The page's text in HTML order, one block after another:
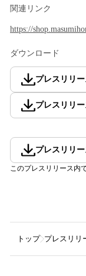
関連リンク
https://
ダウンロード
プレスリリ
プレスリリ
プレスリリ
このプレスリリース内
トップ プレスリリ